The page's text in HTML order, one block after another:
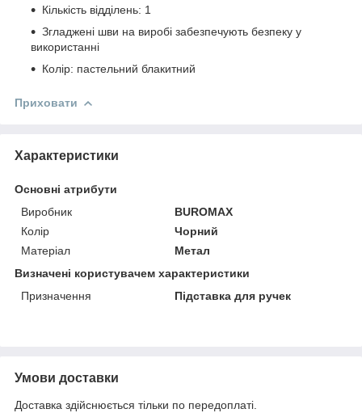
Кількість відділень: 1
Згладжені шви на виробі забезпечують безпеку у
використанні
Колір: пастельний блакитний
Приховати
Характеристики
Основні атрибути
Виробник
BUROMAX
Колір
Чорний
Матеріал
Метал
Визначені користувачем характеристики
Призначення
Підставка для ручек
Умови доставки
Доставка здійснюється тільки по передоплаті.